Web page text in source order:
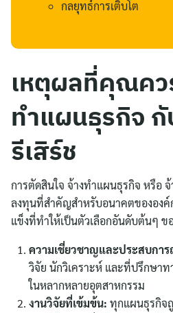
กลยุทธ์การเติบโต
เหตุผลที่คุณคว
ทำแผนธุรกิจ
รีเสิร์ช
การตัดสินใจ จ้างทำแผนธุรกิจ หรือ
ลงทุนที่สำคัญสำหรับอนาคตขององค์
แข็งที่ทำให้เป็นตัวเลือกอันดับต้นๆ ข
ความเชี่ยวชาญและประสบกา
วิจัย นักวิเคราะห์ และที่ปรึกษา
ในหลากหลายอุตสาหกรรม
งานวิจัยที่เข้มข้น: ทุกแผนธุรกิจ